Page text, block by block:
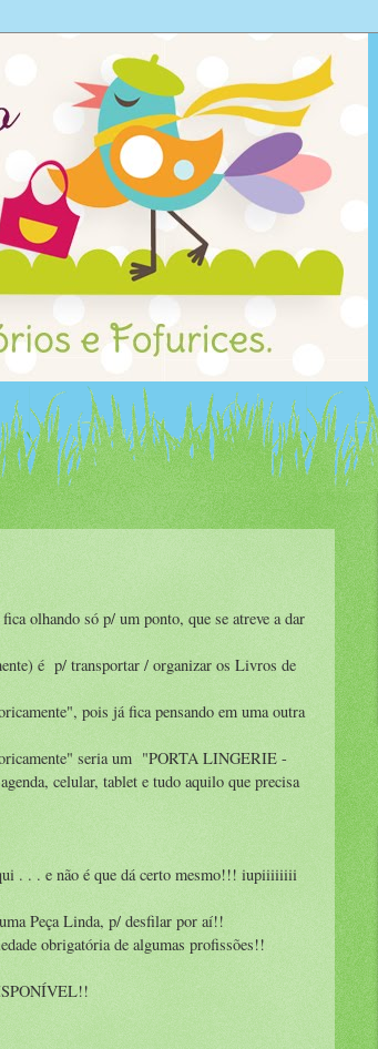
olhando só p/ um ponto, que se atreve a dar
é p/ transportar / organizar os Livros de
pois já fica pensando em uma outra
seria um "PORTA LINGERIE -
celular, tablet e tudo aquilo que precisa
. . . e não é que dá certo mesmo!!! iupiiiiiiii
Peça Linda, p/ desfilar por aí!!
obrigatória de algumas profissões!!